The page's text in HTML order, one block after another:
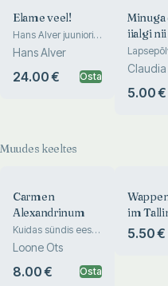
Elame veel!
Hans Alver juuniori
päevik Siberi
küüditamisajast
1941–1949
Hans Alver
24.00 € Osta
Minuga
iialgi nii
peres ja
5.00 €
Muudes keeltes
Carmen
Alexandrinum
Kuidas sündis eesti
luule
Loone Ots
8.00 € Osta
im
Dom
5.50 €